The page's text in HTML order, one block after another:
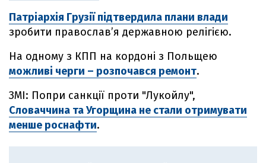
Патріархія Грузії підтвердила плани влади
зробити православ’я державною релігією.
На одному з КПП на кордоні з Польщею
можливі черги – розпочався ремонт.
ЗМІ: Попри санкції проти "Лукойлу",
Словаччина та Угорщина не стали отримувати
менше роснафти.